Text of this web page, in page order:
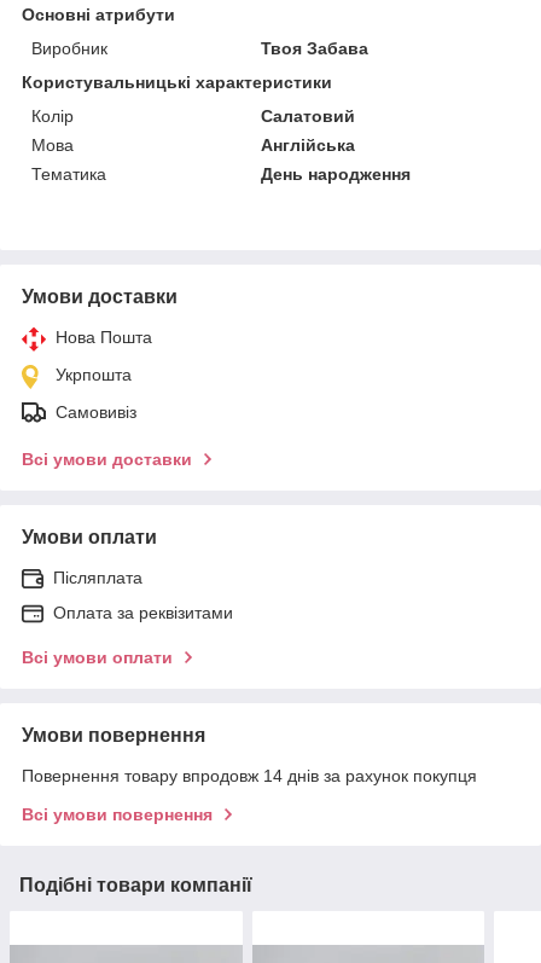
Основні атрибути
Виробник
Твоя Забава
Користувальницькі характеристики
Колір
Салатовий
Мова
Англійська
Тематика
День народження
Умови доставки
Нова Пошта
Укрпошта
Самовивіз
Всі умови доставки
Умови оплати
Післяплата
Оплата за реквізитами
Всі умови оплати
Умови повернення
Повернення товару впродовж 14 днів за рахунок покупця
Всі умови повернення
Подібні товари компанії